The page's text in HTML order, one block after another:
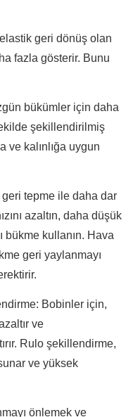
geri dönüş olan
fazla gösterir. Bunu
bükümler için daha
şekillendirilmiş
ve kalınlığa uygun
tepme ile daha dar
azaltın, daha düşük
bükme kullanın. Hava
geri yaylanmayı
Bobinler için,
ve
Rulo şekillendirme,
ve yüksek
önlemek ve